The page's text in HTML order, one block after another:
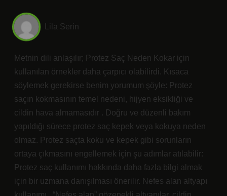
Lila Serin
Metnin dili anlaşılır; Protez Saç Neden Kokar için
kullanılan örnekler daha çarpıcı olabilirdi. Kısaca
söylemek gerekirse benim yorumum şöyle: Protez
saçın kokmasının temel nedeni, hijyen eksikliği ve
cildin hava almamasıdır . Doğru ve düzenli bakım
yapıldığı sürece protez saç kepek veya kokuya neden
olmaz. Protez saçta koku ve kepek gibi sorunların
ortaya çıkmasını engellemek için şu adımlar atılabilir:
Protez saç kullanımı hakkında daha fazla bilgi almak
için bir uzmana danışılması önerilir. Nefes alan altyapı